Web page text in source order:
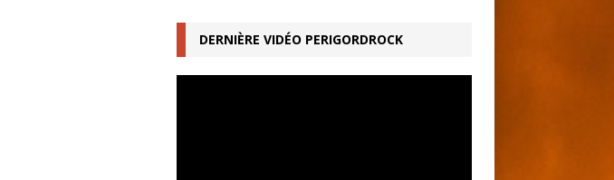
DERNIÈRE VIDÉO PERIGORDROCK